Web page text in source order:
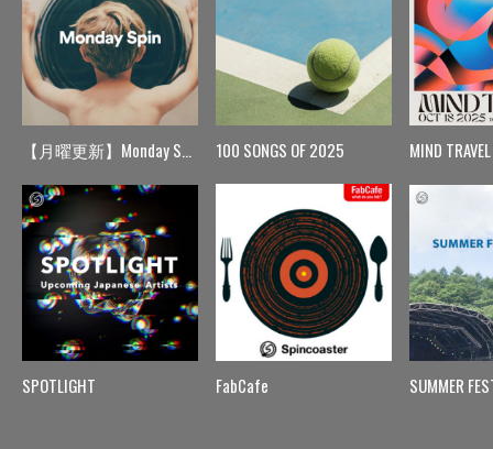
【月曜更新】Monday Spin
SPOTLIGHT
100 SONGS OF 2025
FabCafe
MIND TRAVEL
SUMMER